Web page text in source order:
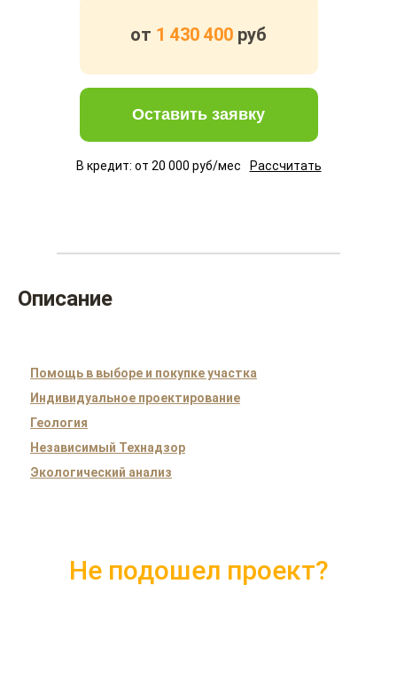
от 1 430 400 руб
Оставить заявку
В кредит: от 20 000 руб/мес Рассчитать
Описание
Помощь в выборе и покупке участка
Индивидуальное проектирование
Геология
Независимый Технадзор
Экологический анализ
Не подошел проект?